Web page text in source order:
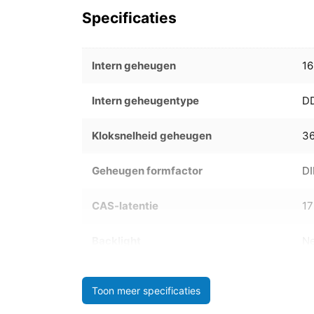
Specificaties
Intern geheugen 16
Intern geheugentype
Kloksnelheid geheugen
Geheugen formfactor
CAS-latentie 17
Toon meer specificaties